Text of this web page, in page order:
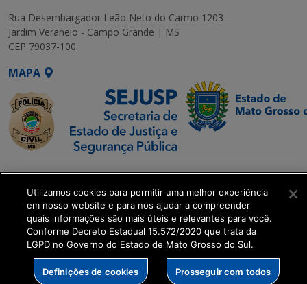
Rua Desembargador Leão Neto do Carmo 1203
Jardim Veraneio - Campo Grande | MS
CEP 79037-100
MAPA
SETDIG | Secretaria-
Executiva de
Transformação Digital
get_footer();
Utilizamos cookies para permitir uma melhor experiência
em nosso website e para nos ajudar a compreender
quais informações são mais úteis e relevantes para você.
Conforme Decreto Estadual 15.572/2020 que trata da
LGPD no Governo do Estado de Mato Grosso do Sul.
Definições de cookies Prosseguir com todos